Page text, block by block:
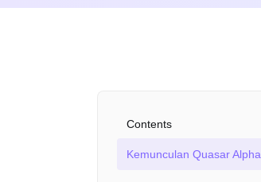
Contents
Kemunculan Quasar Alpha